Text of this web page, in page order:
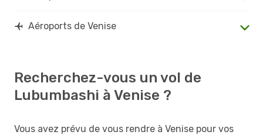
Aéroports de Venise
Recherchez-vous un vol de
Lubumbashi à Venise ?
Vous avez prévu de vous rendre à Venise pour vos